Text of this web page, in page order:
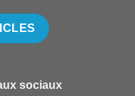
sociaux